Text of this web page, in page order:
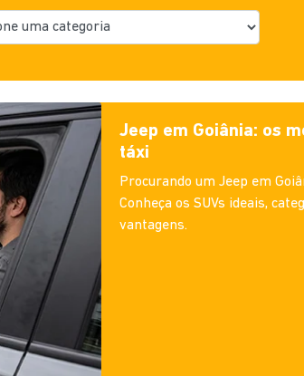
Jeep em Goiânia: os
táxi
Procurando um Jeep em
Conheça os SUVs ideais,
vantagens.